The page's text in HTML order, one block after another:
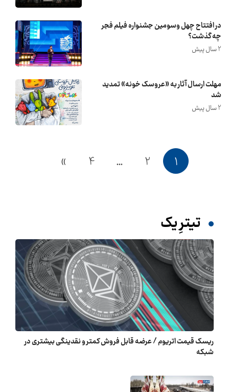
در افتتاح چهل وسومین جشنواره فیلم فجر
چه گذشت؟
2 سال پیش
مهلت ارسال آثار به «عروسک خونه» تمدید
شد
2 سال پیش
1
2
…
4
»
تیترِ یک
ریسک قیمت اتریوم / عرضه قابل فروش کمتر و نقدینگی بیشتری در
شبکه